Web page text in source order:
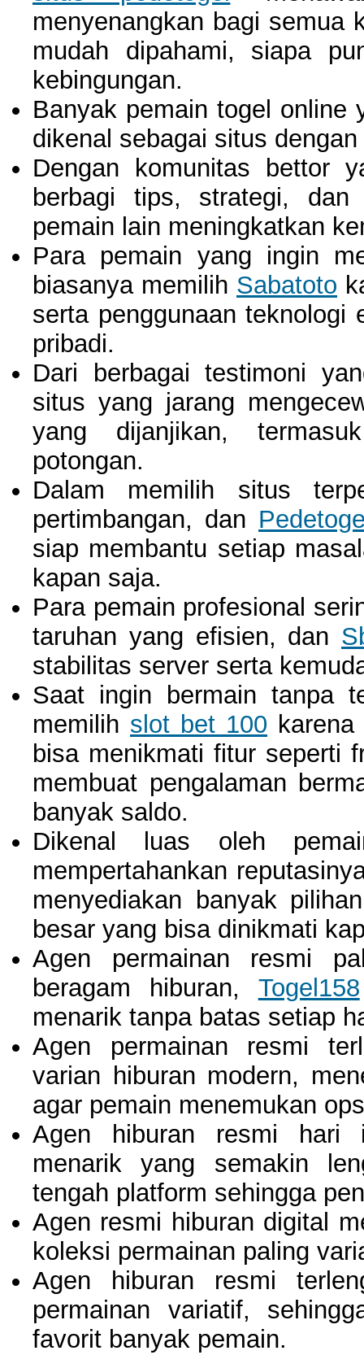
menyenangkan bagi semua
mudah dipahami, siapa
kebingungan.
Banyak pemain togel
dikenal sebagai situs
Dengan komunitas bettor
berbagi tips, strategi, dan
pemain lain meningkatkan
Para pemain yang ingin
biasanya memilih Sabatoto
serta penggunaan teknologi
pribadi.
Dari berbagai testimoni
situs yang jarang
yang dijanjikan,
potongan.
Dalam memilih situs
pertimbangan, dan
siap membantu setiap
kapan saja.
Para pemain profesional
taruhan yang efisien, dan
stabilitas server serta
Saat ingin bermain tanpa
memilih slot bet 100
bisa menikmati fitur seperti
membuat pengalaman
banyak saldo.
Dikenal luas oleh
mempertahankan
menyediakan banyak
besar yang bisa dinikmati
Agen permainan resmi
beragam hiburan, Togel158
menarik tanpa batas setiap
Agen permainan resmi
varian hiburan modern,
agar pemain menemukan
Agen hiburan resmi hari
menarik yang semakin
tengah platform sehingga
Agen resmi hiburan digital
koleksi permainan paling
Agen hiburan resmi
permainan variatif,
favorit banyak pemain.